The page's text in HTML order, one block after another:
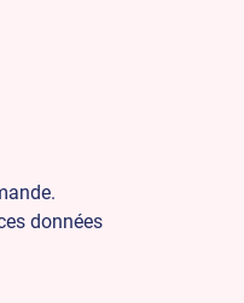
données